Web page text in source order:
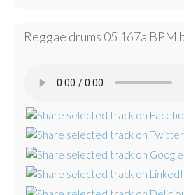
Reggae drums 05 167a BPM